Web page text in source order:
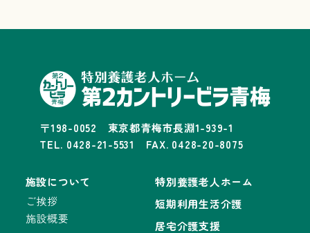
〒198-0052 東京都青梅市長淵1-939-1
TEL. 0428-21-5531 FAX. 0428-20-8075
施設について
ご挨拶
施設概要
特別養護老人ホーム
短期利用生活介護
居宅介護支援